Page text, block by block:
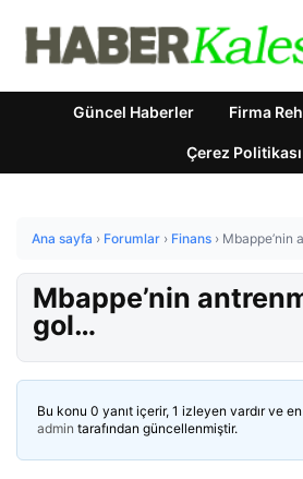
Güncel Haberler Firma
Çerez Politikası
Ana sayfa › Forumlar › Finans › Mbappe’nin
Mbappe’nin
gol…
Bu konu 0 yanıt içerir, 1 izleyen vardır ve
admin tarafından güncellenmiştir.